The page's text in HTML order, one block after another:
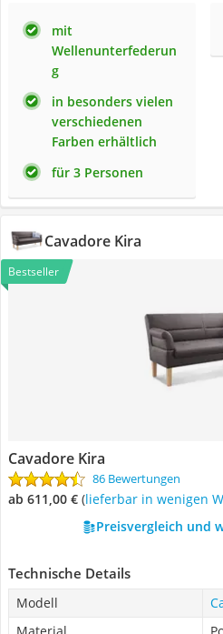
mit
Wellenunterfederun
g
in besonders vielen
verschiedenen
Farben erhältlich
für 3 Personen
Cavadore Kira
Bestseller
Cavadore Kira
86 Bewertungen
ab 611,00 € ( Lieferbar in wenigen
Preisvergleich und
Technische Details
Modell